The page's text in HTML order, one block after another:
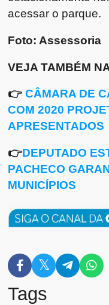
acessar o parque.
Foto: Assessoria
VEJA TAMBÉM
👉CÂMARA DE
COM 2020
APRESENTADOS
👉DEPUTADO
PACHECO
MUNICÍPIOS
Tags